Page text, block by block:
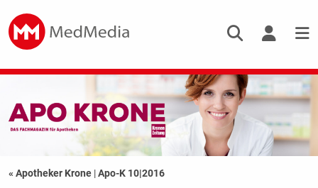
« Apotheker Krone |Apo-K 10|2016